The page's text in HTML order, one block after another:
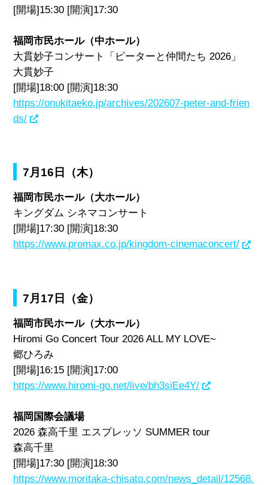
[開場]15:30 [開演]17:30
福岡市民ホール（中ホール）
大貫妙子コンサート「ピーターと仲間たち 2026」
大貫妙子
[開場]18:00 [開演]18:30
https://onukitaeko.jp/archives/202607-peter-and-frien
ds/
7月16日（木）
福岡市民ホール（大ホール）
キングダム シネマコンサート
[開場]17:30 [開演]18:30
https://www.promax.co.jp/kingdom-cinemaconcert/
7月17日（金）
福岡市民ホール（大ホール）
Hiromi Go Concert Tour 2026 ALL MY LOVE~
郷ひろみ
[開場]16:15 [開演]17:00
https://www.hiromi-go.net/live/bh3siEe4Y/
福岡国際会議場
2026 森⾼千⾥ エスプレッソ SUMMER tour
森高千里
[開場]17:30 [開演]18:30
https://www.moritaka-chisato.com/news_detail/12568.